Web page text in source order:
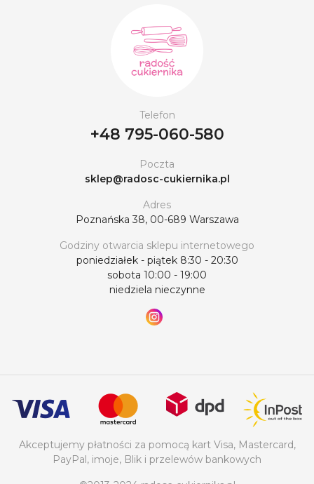
bezpiecznych i trwałych materiałów. Oferujemy
szeroki wybór, atrakcyjne ceny i szybką dostawę na
terenie całej Polski. Nasi doradcy chętnie pomogą w
Telefon
+48 795-060-580
Poczta
sklep@radosc-cukiernika.pl
Adres
Poznańska 38, 00-689 Warszawa
Godziny otwarcia sklepu internetowego
poniedziałek - piątek 8:30 - 20:30
sobota 10:00 - 19:00
niedziela nieczynne
Akceptujemy płatności za pomocą kart Visa, Mastercard,
PayPal, imoje, Blik i przelewów bankowych